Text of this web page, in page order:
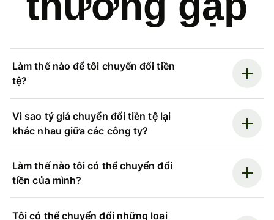
Làm thế nào để tôi chuyển đổi tiền
tệ?
Vì sao tỷ giá chuyển đổi tiền tệ lại
khác nhau giữa các công ty?
Làm thế nào tôi có thể chuyển đổi
tiền của mình?
Tôi có thể chuyển đổi những loại